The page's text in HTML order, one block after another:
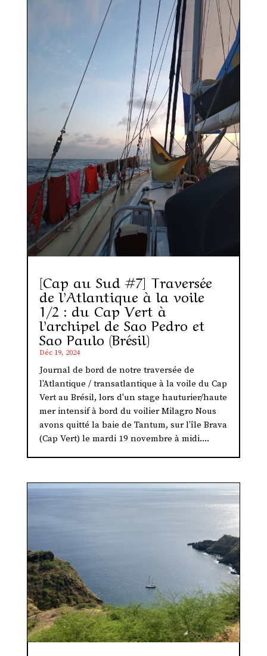
[Cap au Sud #7] Traversée
de l’Atlantique à la voile
1/2 : du Cap Vert à
l’archipel de Sao Pedro et
Sao Paulo (Brésil)
Déc 19, 2024
Journal de bord de notre traversée de
l'Atlantique / transatlantique à la voile du Cap
Vert au Brésil, lors d'un stage hauturier/haute
mer intensif à bord du voilier Milagro Nous
avons quitté la baie de Tantum, sur l’île Brava
(Cap Vert) le mardi 19 novembre à midi....